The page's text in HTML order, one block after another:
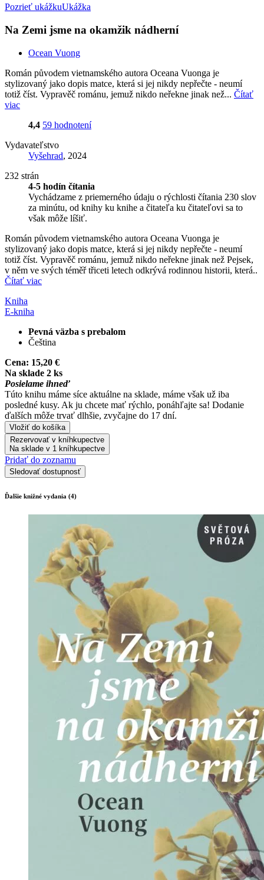
Pozrieť ukážkuUkážka
Na Zemi jsme na okamžik nádherní
Ocean Vuong
Román původem vietnamského autora Oceana Vuonga je
stylizovaný jako dopis matce, která si jej nikdy nepřečte - neumí
totiž číst. Vypravěč románu, jemuž nikdo neřekne jinak než... Čítať
viac
4,4 59 hodnotení
Vydavateľstvo
Vyšehrad, 2024
232 strán
4-5 hodín čítania
Vychádzame z priemerného údaju o rýchlosti čítania 230 slov
za minútu, od knihy ku knihe a čitateľa ku čitateľovi sa to
však môže líšiť.
Román původem vietnamského autora Oceana Vuonga je
stylizovaný jako dopis matce, která si jej nikdy nepřečte - neumí
totiž číst. Vypravěč románu, jemuž nikdo neřekne jinak než Pejsek,
v něm ve svých téměř třiceti letech odkrývá rodinnou historii, která..
Čítať viac
Kniha
E-kniha
Pevná väzba s prebalom
Čeština
Cena: 15,20 €
Na sklade 2 ks
Posielame ihneď
Túto knihu máme síce aktuálne na sklade, máme však už iba
posledné kusy. Ak ju chcete mať rýchlo, ponáhľajte sa! Dodanie
ďalších môže trvať dlhšie, zvyčajne do 17 dní.
Vložiť do košíka
Rezervovať v kníhkupectve
Na sklade v 1 kníhkupectve
Pridať do zoznamu
Sledovať dostupnosť
Ďalšie knižné vydania (4)